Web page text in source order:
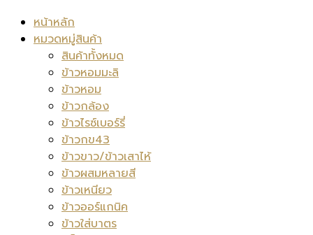
หน้าหลัก
หมวดหมู่สินค้า
สินค้าทั้งหมด
ข้าวหอมมะลิ
ข้าวหอม
ข้าวกล้อง
ข้าวไรซ์เบอร์รี่
ข้าวกข43
ข้าวขาว/ข้าวเสาไห้
ข้าวผสมหลายสี
ข้าวเหนียว
ข้าวออร์แกนิค
ข้าวใส่บาตร